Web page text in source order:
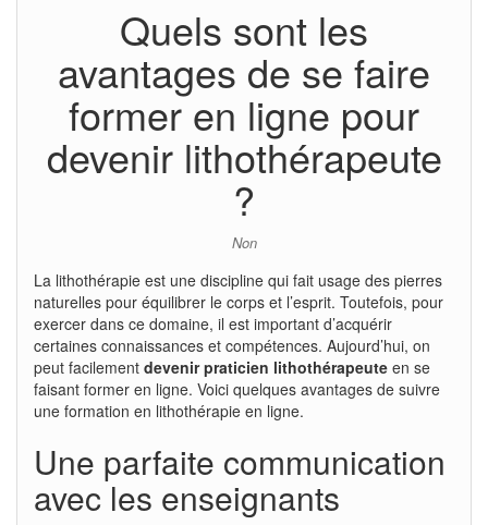
Quels sont les
avantages de se faire
former en ligne pour
devenir lithothérapeute
?
Non
La lithothérapie est une discipline qui fait usage des pierres
naturelles pour équilibrer le corps et l’esprit. Toutefois, pour
exercer dans ce domaine, il est important d’acquérir
certaines connaissances et compétences. Aujourd’hui, on
peut facilement devenir praticien lithothérapeute en se
faisant former en ligne. Voici quelques avantages de suivre
une formation en lithothérapie en ligne.
Une parfaite communication
avec les enseignants